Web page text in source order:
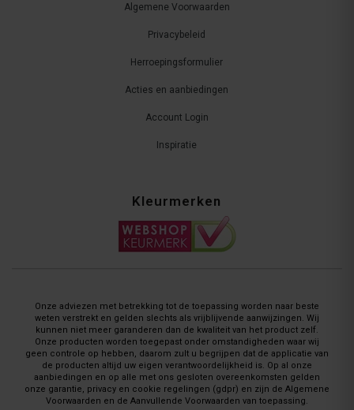
Algemene Voorwaarden
Privacybeleid
Herroepingsformulier
Acties en aanbiedingen
Account Login
Inspiratie
Kleurmerken
Onze adviezen met betrekking tot de toepassing worden naar beste
weten verstrekt en gelden slechts als vrijblijvende aanwijzingen. Wij
kunnen niet meer garanderen dan de kwaliteit van het product zelf.
Onze producten worden toegepast onder omstandigheden waar wij
geen controle op hebben, daarom zult u begrijpen dat de applicatie van
de producten altijd uw eigen verantwoordelijkheid is. Op al onze
aanbiedingen en op alle met ons gesloten overeenkomsten gelden
onze garantie, privacy en cookie regelingen (gdpr) en zijn de Algemene
Voorwaarden en de Aanvullende Voorwaarden van toepassing.